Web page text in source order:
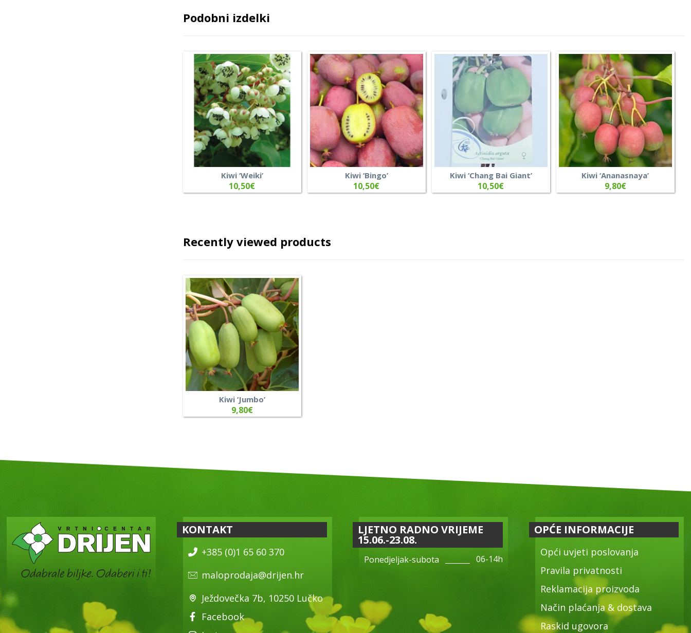
Podobni izdelki
Kiwi ‘Weiki’
10,50€
Kiwi ‘Bingo’
10,50€
Kiwi ‘Chang Bai Giant’
10,50€
Kiwi ‘Ananasnaya’
9,80€
Recently viewed products
Kiwi ‘Jumbo’
9,80€
KONTAKT
+385 (0)1 65 60 370
maloprodaja@drijen.hr
Ježdovečka 7b, 10250 Lučko
Facebook
LJETNO RADNO VRIJEME
15.06.-23.08.
Ponedjeljak-subota 06-14h
OPĆE INFORMACIJE
Opći uvjeti poslovanja
Pravila privatnosti
Reklamacija proizvoda
Način plaćanja & dostava
Raskid ugovora